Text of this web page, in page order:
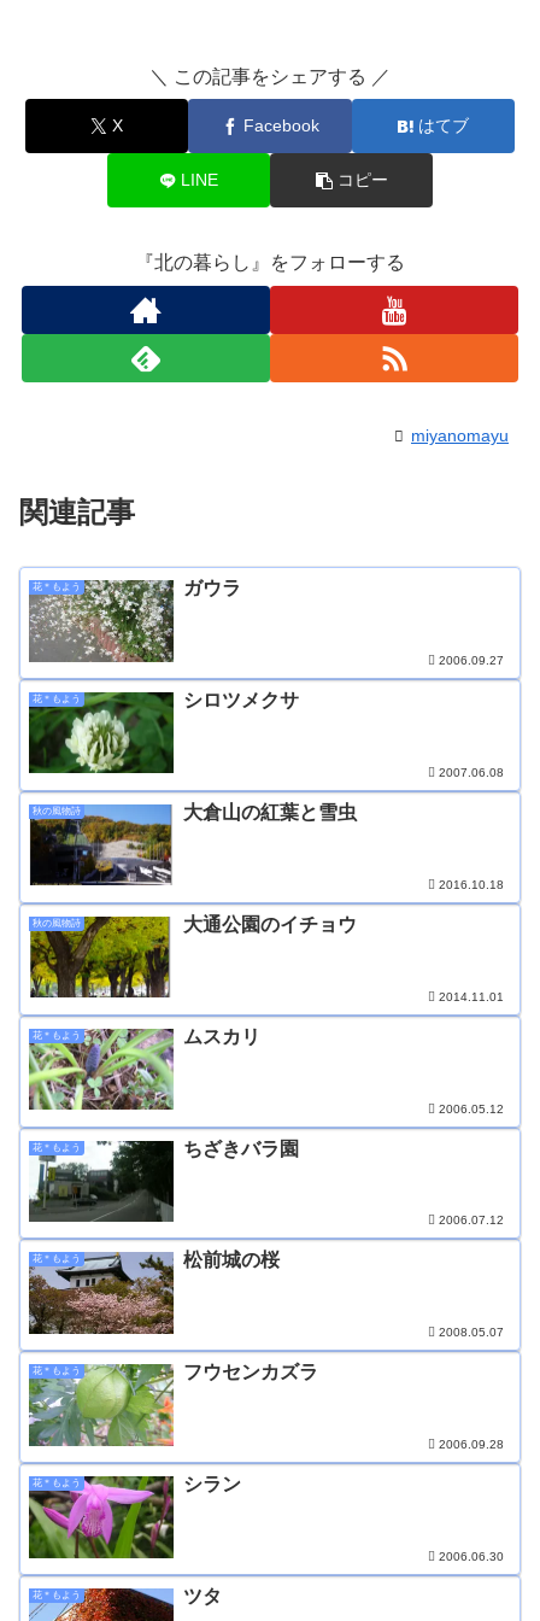
＼ この記事をシェアする ／
X Facebook はてブ
LINE コピー
『北の暮らし』をフォローする
miyanomayu
関連記事
花＊もよう ガウラ
2006.09.27
花＊もよう シロツメクサ
2007.06.08
秋の風物詩 大倉山の紅葉と雪虫
2016.10.18
秋の風物詩 大通公園のイチョウ
2014.11.01
花＊もよう ムスカリ
2006.05.12
花＊もよう ちざきバラ園
2006.07.12
花＊もよう 松前城の桜
2008.05.07
花＊もよう フウセンカズラ
2006.09.28
花＊もよう シラン
2006.06.30
花＊もよう ツタ